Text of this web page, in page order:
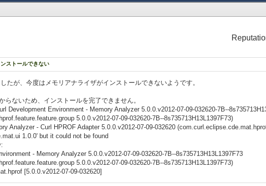
ストールできない
たが、今度はメモリアナライザがインストールできないようです。
らないため、インストールを完了できません。
Development Environment - Memory Analyzer 5.0.0.v2012-07-09-032620-7B--
5.0.0.v2012-07-09-032620-7B--8s735713H13L1397F73)
Analyzer - Curl HPROF Adapter 5.0.0.v2012-07-09-032620
1.0.0' but it could not be found
- Memory Analyzer 5.0.0.v2012-07-09-032620-7B--8s735713H13L1397F73
5.0.0.v2012-07-09-032620-7B--8s735713H13L1397F73)
[5.0.0.v2012-07-09-032620]